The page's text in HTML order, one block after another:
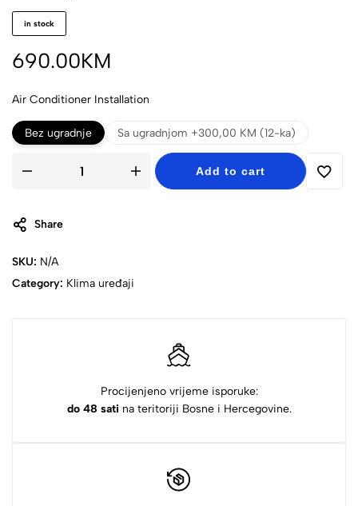
in stock
690.00KM
Air Conditioner Installation
Bez ugradnje Sa ugradnjom +300,00 KM (12-ka)
Add to cart
Share
SKU: N/A
Category: Klima uređaji
Procijenjeno vrijeme isporuke:
do 48 sati na teritoriji Bosne i Hercegovine.